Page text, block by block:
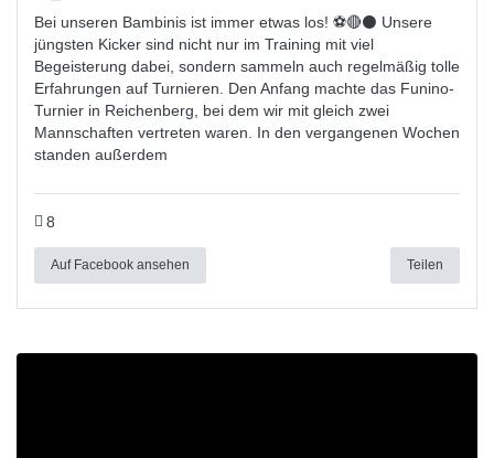
Bei unseren Bambinis ist immer etwas los! ⚽️🔴⚫ Unsere
jüngsten Kicker sind nicht nur im Training mit viel
Begeisterung dabei, sondern sammeln auch regelmäßig tolle
Erfahrungen auf Turnieren. Den Anfang machte das Funino-
Turnier in Reichenberg, bei dem wir mit gleich zwei
Mannschaften vertreten waren. In den vergangenen Wochen
standen außerdem
8
Auf Facebook ansehen Teilen